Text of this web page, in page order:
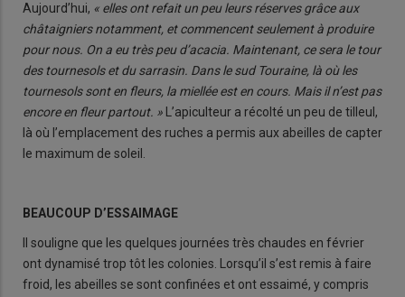
Aujourd’hui, « elles ont refait un peu leurs réserves grâce aux
châtaigniers notamment, et commencent seulement à produire
pour nous. On a eu très peu d’acacia. Maintenant, ce sera le tour
des tournesols et du sarrasin. Dans le sud Touraine, là où les
tournesols sont en fleurs, la miellée est en cours. Mais il n’est pas
encore en fleur partout. » L’apiculteur a récolté un peu de tilleul,
là où l’emplacement des ruches a permis aux abeilles de capter
le maximum de soleil.
BEAUCOUP D’ESSAIMAGE
Il souligne que les quelques journées très chaudes en février
ont dynamisé trop tôt les colonies. Lorsqu’il s’est remis à faire
froid, les abeilles se sont confinées et ont essaimé, y compris